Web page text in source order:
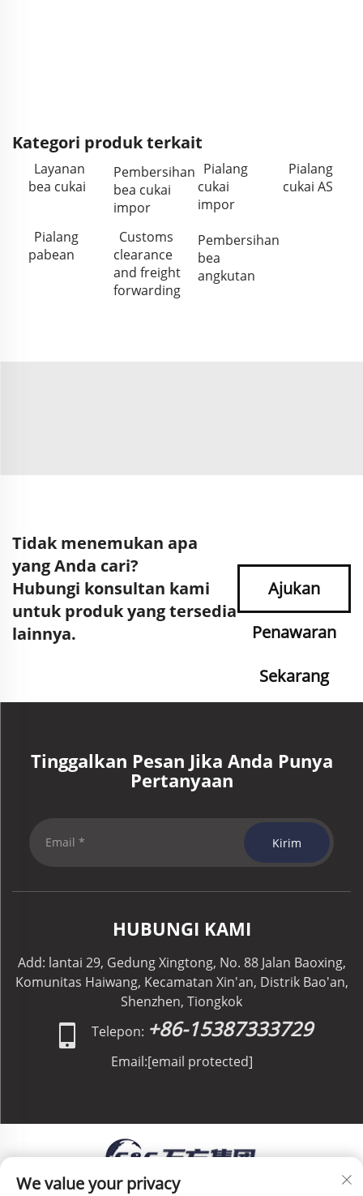
Kategori produk terkait
Layanan
bea cukai
Pembersihan
bea cukai
impor
Pialang
cukai
impor
Pialang
cukai AS
Pialang
pabean
Customs
clearance
and freight
forwarding
Pembersihan
bea
angkutan
Tidak menemukan apa
yang Anda cari?
Hubungi konsultan kami
untuk produk yang tersedia
lainnya.
Ajukan
Penawaran
Sekarang
Tinggalkan Pesan Jika Anda Punya
Pertanyaan
Kirim
HUBUNGI KAMI
Add: lantai 29, Gedung Xingtong, No. 88 Jalan Baoxing,
Komunitas Haiwang, Kecamatan Xin'an, Distrik Bao'an,
Shenzhen, Tiongkok
Telepon: +86-15387333729
Email:[email protected]
We value your privacy